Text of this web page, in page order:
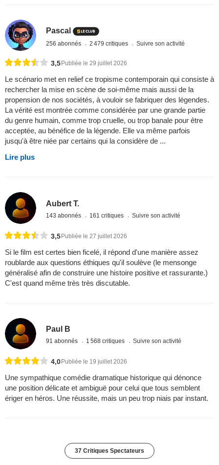
Pascal
256 abonnés 2 479 critiques Suivre son activité
3,5 Publiée le 29 juillet 2026
Le scénario met en relief ce tropisme contemporain qui consiste à
rechercher la mise en scène de soi-même mais aussi de la
propension de nos sociétés, à vouloir se fabriquer des légendes.
La vérité est montrée comme considérée par une grande partie
du genre humain, comme trop cruelle, ou trop banale pour être
acceptée, au bénéfice de la légende. Elle va même parfois
jusqu'à être niée par certains qui la considère de ...
Lire plus
Aubert T.
143 abonnés 161 critiques Suivre son activité
3,5Publiée le 27 juillet 2026
Si le film est certes bien ficelé, il répond d'une manière assez
roublarde aux questions éthiques qu'il soulève (le mensonge
généralisé afin de construire une histoire positive et rassurante.)
C'est quand même très très discutable.
Paul B
91 abonnés 1 568 critiques Suivre son activité
4,0Publiée le 19 juillet 2026
Une sympathique comédie dramatique historique qui dénonce
une position délicate et ambiguë pour celui que tous semblent
ériger en héros. Une réussite, mais un peu trop niais par instant.
37 Critiques Spectateurs